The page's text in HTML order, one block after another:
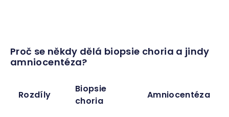
Proč se někdy dělá biopsie choria a jindy
amniocentéza?
Rozdíly
Biopsie
choria
Amniocentéza